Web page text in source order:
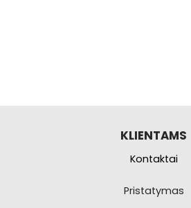
KLIENTAMS
Kontaktai
Pristatymas